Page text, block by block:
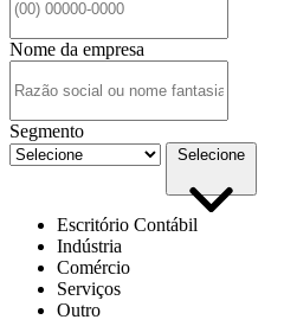
Nome da empresa
Segmento
Selecione
Escritório Contábil
Indústria
Comércio
Serviços
Outro